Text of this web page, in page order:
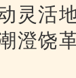
灵活
澄饶